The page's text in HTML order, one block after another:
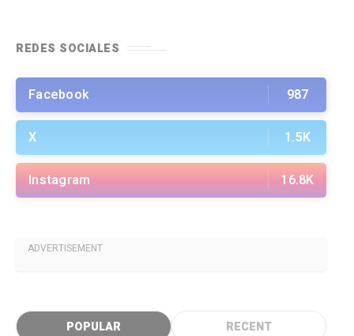
REDES SOCIALES
Facebook 987
X 1.5K
Instagram 16.8K
ADVERTISEMENT
POPULAR RECENT